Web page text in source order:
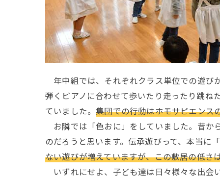
年中組では、それぞれクラス単位での遊び
弾くピアノに合わせて歩いたり走ったり跳
ていました。集団での行動はホモサピエンス
お隣では「色おに」をしていました。昔か
のだろうと思います。伝承遊びって、本当に
ない遊びが増えていますが、この敷居の低さ
いずれにせよ、子ども達は日々様々な出会